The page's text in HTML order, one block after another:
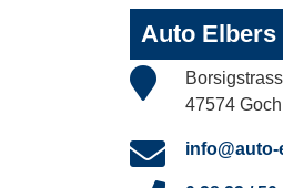
Auto Elbers
47574 Goch